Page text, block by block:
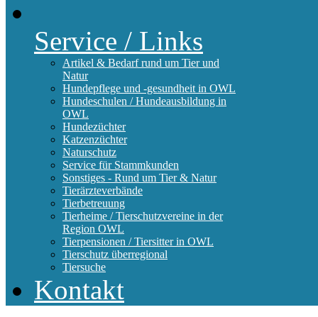
Service / Links
Artikel & Bedarf rund um Tier und
Natur
Hundepflege und -gesundheit in OWL
Hundeschulen / Hundeausbildung in
OWL
Hundezüchter
Katzenzüchter
Naturschutz
Service für Stammkunden
Sonstiges - Rund um Tier & Natur
Tierärzteverbände
Tierbetreuung
Tierheime / Tierschutzvereine in der
Region OWL
Tierpensionen / Tiersitter in OWL
Tierschutz überregional
Tiersuche
Kontakt